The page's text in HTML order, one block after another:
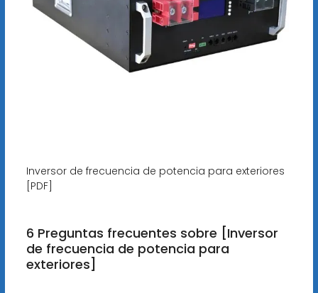
Inversor de frecuencia de potencia para exteriores
[PDF]
6 Preguntas frecuentes sobre [Inversor
de frecuencia de potencia para
exteriores]